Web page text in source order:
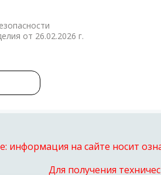
от 26.02.2026 г.
информация на сайте носит
Для получения